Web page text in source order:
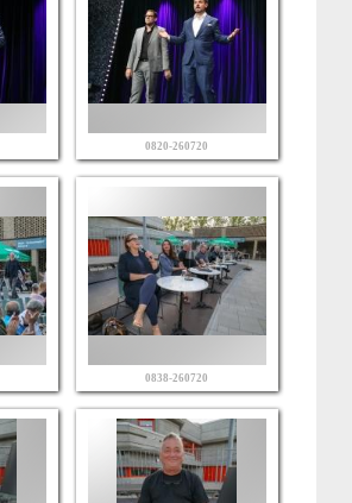
0820-260720
0838-260720